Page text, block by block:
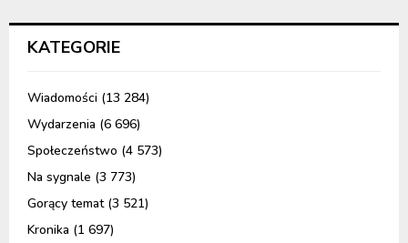
KATEGORIE
Wiadomości (13 284)
Wydarzenia (6 696)
Społeczeństwo (4 573)
Na sygnale (3 773)
Gorący temat(3 521)
Kronika (1 697)